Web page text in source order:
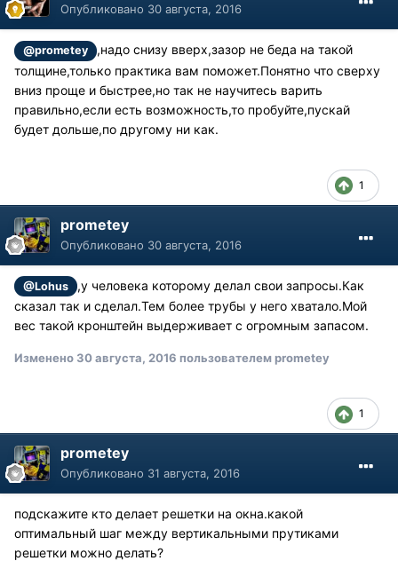
Опубликовано 30 августа, 2016
@prometey
,надо снизу вверх,зазор не беда на такой
толщине,только практика вам поможет.Понятно что сверху
вниз проще и быстрее,но так не научитесь варить
правильно,если есть возможность,то пробуйте,пускай
будет дольше,по другому ни как.
1
prometey
Опубликовано 30 августа, 2016
@Lohus
,у человека которому делал свои запросы.Как
сказал так и сделал.Тем более трубы у него хватало.Мой
вес такой кронштейн выдерживает с огромным запасом.
Изменено 30 августа, 2016 пользователем prometey
1
prometey
Опубликовано 31 августа, 2016
подскажите кто делает решетки на окна.какой
оптимальный шаг между вертикальными прутиками
решетки можно делать?